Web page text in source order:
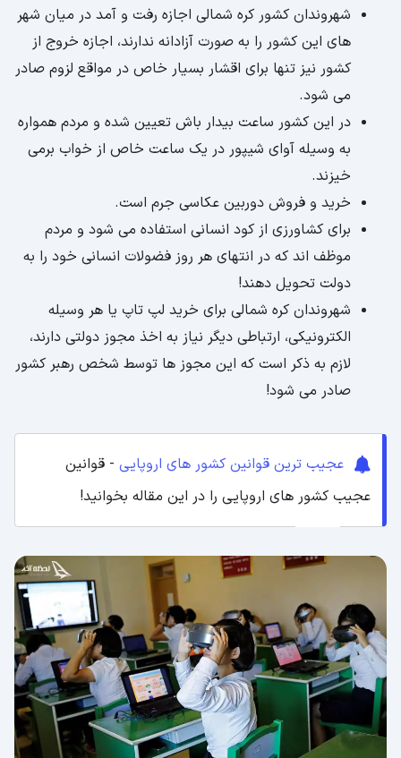
شهروندان کشور کره شمالی اجازه رفت و آمد در میان شهر
های این کشور را به صورت آزادانه ندارند، اجازه خروج از
کشور نیز تنها برای اقشار بسیار خاص در مواقع لزوم صادر
می شود.
در این کشور ساعت بیدار باش تعیین شده و مردم همواره
به وسیله آوای شیپور در یک ساعت خاص از خواب برمی
خیزند.
خرید و فروش دوربین عکاسی جرم است.
برای کشاورزی از کود انسانی استفاده می شود و مردم
موظف اند که در انتهای هر روز فضولات انسانی خود را به
دولت تحویل دهند!
شهروندان کره شمالی برای خرید لپ تاپ یا هر وسیله
الکترونیکی، ارتباطی دیگر نیاز به اخذ مجوز دولتی دارند،
لازم به ذکر است که این مجوز ها توسط شخص رهبر کشور
صادر می شود!
عجیب ترین قوانین کشور های اروپایی - قوانین
عجیب کشور های اروپایی را در این مقاله بخوانید!